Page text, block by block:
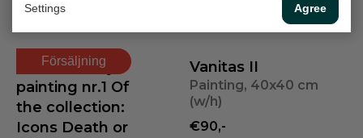
Settings Agree
Såld
Försäljning
Casual Marilyn
painting nr.1 Of
the collection:
Icons Death or
Vanitas II
Painting, 40x40 cm
(w/h)
€90,-